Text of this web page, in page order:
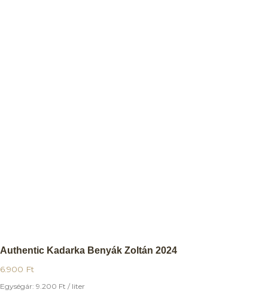
Authentic Kadarka Benyák Zoltán 2024
6.900 Ft
Egységár: 9.200 Ft / liter